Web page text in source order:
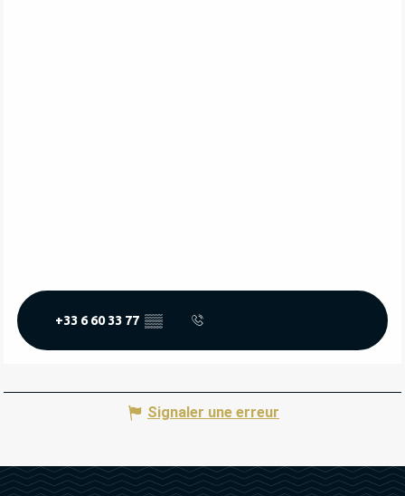
+33 6 60 33 77 ▒▒
Signaler une erreur